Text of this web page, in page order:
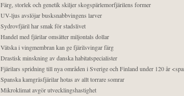
Färg, storlek och genetik skiljer skogspärlemorfjärilens former
UV-ljus avslöjar busksnabbvingens larver
Sydrovfjäril har smak för stadslivet
Handel med fjärilar omsätter miljontals dollar
Vätska i vingmembran kan ge fjärilsvingar färg
Drastisk minskning av danska habitatspecialister
Fjärilars spridning till nya områden i Sverige och Finland under 120 år
Spanska kamgräsfjärilar hotas av allt torrare somrar
Mikroklimat avgör utvecklingshastighet